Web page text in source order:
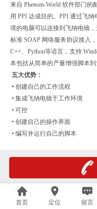
来自 Phenom-World 软件部门
用 PPI 达成目的。PPI 通过飞
境的电脑可以连接到飞纳电镜
标准 SOAP 网络服务协议接入
C++、Python等语言，支持
本包括从简单的产量增强脚本
五大优势：
• 创建自己的工作流程
• 集成飞纳电镜于工作环境
• 可控
• 创建自己的操作界面
• 编写并运行自己的脚本
首页 定位 留言